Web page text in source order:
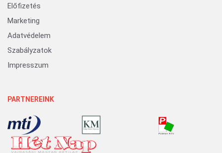
Előfizetés
Marketing
Adatvédelem
Szabályzatok
Impresszum
PARTNEREINK